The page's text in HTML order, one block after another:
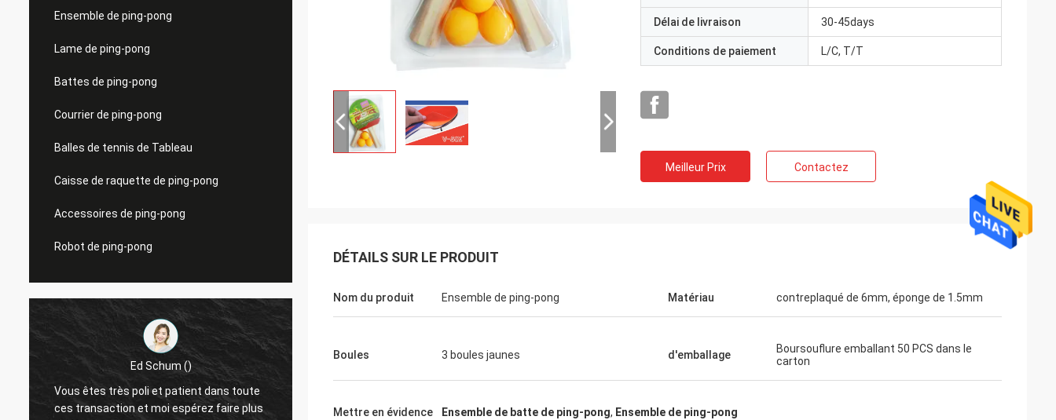
Ensemble de ping-pong
Lame de ping-pong
Battes de ping-pong
Courrier de ping-pong
Balles de tennis de Tableau
Caisse de raquette de ping-pong
Accessoires de ping-pong
Robot de ping-pong
Ed Schum ()
Vous êtes très poli et patient dans toute
ces transaction et moi espérez faire plus
un retour avec des boules de WhatsApp
Anders Dahl
Merci de la bonne qualité et l'expédition
Mohamed Saqallah
Délai de livraison 30-45days
Conditions de paiement L/C, T/T
Meilleur Prix Contactez
DÉTAILS SUR LE PRODUIT
Nom du produit Ensemble de ping-pong Matériau contreplaqué de 6mm, éponge de 1.5mm
Boules 3 boules jaunes d'emballage
Boursouflure emballant 50 PCS dans le
carton
Mettre en évidence Ensemble de batte de ping-pong, Ensemble de ping-pong